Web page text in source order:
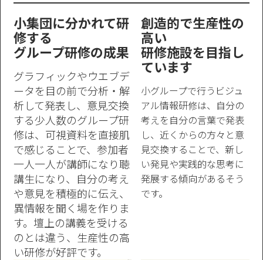
小集団に分かれて研
修する
グループ研修の成果
グラフィックやウエブデ
ータを目の前で分析・解
析して発表し、意見交換
する少人数のグループ研
修は、可視資料を直接肌
で感じることで、参加者
一人一人が講師になり聴
講生になり、自分の考え
や意見を積極的に伝え、
異情報を聞く場を作りま
す。壇上の講義を受ける
のとは違う、生産性の高
い研修が好評です。
創造的で生産性の
高い
研修施設を目指し
ています
小グループで行うビジュ
アル情報研修は、自分の
考えを自分の言葉で発表
し、近くからの方々と意
見交換することで、新し
い発見や実践的な思考に
発展する傾向があるそう
です。